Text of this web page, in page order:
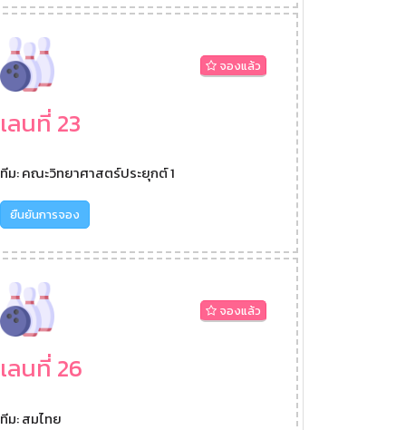
เลนที่ 23
จองแล้ว
ทีม: คณะวิทยาศาสตร์ประยุกต์ 1
ยืนยันการจอง
เลนที่ 26
จองแล้ว
ทีม: สมไทย